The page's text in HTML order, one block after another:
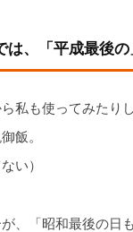
は、「平成最後
私も使ってみたりし
飯。
い）
、「昭和最後の日